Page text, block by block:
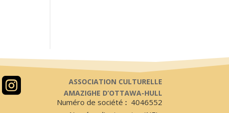

ASSOCIATION CULTURELLE
AMAZIGHE D’OTTAWA-HULL
Numéro de société : 4046552